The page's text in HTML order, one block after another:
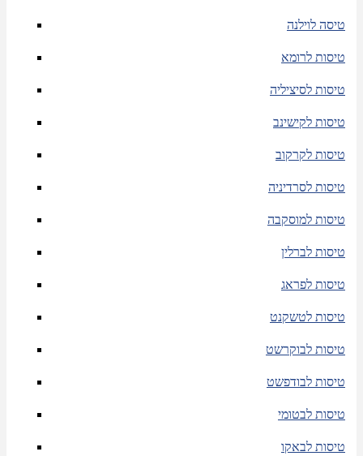
טיסה לוילנה
טיסות לרומא
טיסות לסיציליה
טיסות לקישינב
טיסות לקרקוב
טיסות לסרדיניה
טיסות למוסקבה
טיסות לברלין
טיסות לפראג
טיסות לטשקנט
טיסות לבוקרשט
טיסות לבודפשט
טיסות לבטומי
טיסות לבאקו